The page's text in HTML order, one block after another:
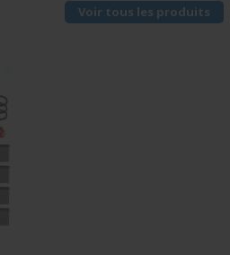
Voir tous les produits